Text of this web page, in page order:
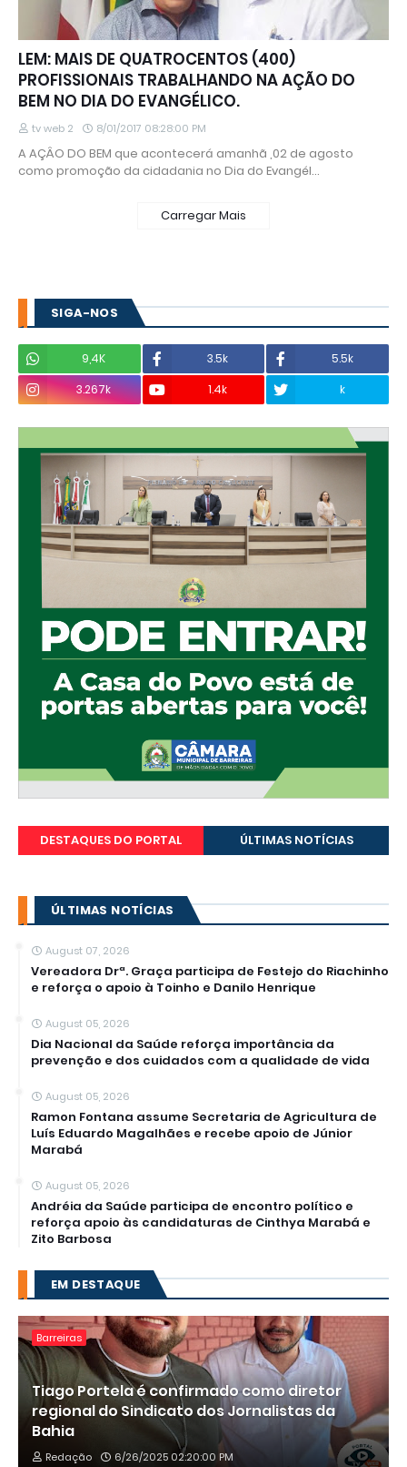
LEM: MAIS DE QUATROCENTOS (400)
PROFISSIONAIS TRABALHANDO NA AÇÃO DO
BEM NO DIA DO EVANGÉLICO.
tv web 2 8/01/2017 08:28:00 PM
A AÇÂO DO BEM que acontecerá amanhã ,02 de agosto
como promoção da cidadania no Dia do Evangél…
Carregar Mais
SIGA-NOS
9,4K 3.5k
5.5k
3.267k
1.4k k
DESTAQUES DO PORTAL ÚLTIMAS NOTÍCIAS
ÚLTIMAS NOTÍCIAS
August 07, 2026
Vereadora Drª. Graça participa de Festejo do Riachinho
e reforça o apoio à Toinho e Danilo Henrique
August 05, 2026
Dia Nacional da Saúde reforça importância da
prevenção e dos cuidados com a qualidade de vida
August 05, 2026
Ramon Fontana assume Secretaria de Agricultura de
Luís Eduardo Magalhães e recebe apoio de Júnior
Marabá
August 05, 2026
Andréia da Saúde participa de encontro político e
reforça apoio às candidaturas de Cinthya Marabá e
Zito Barbosa
EM DESTAQUE
Barreiras
Tiago Portela é confirmado como diretor
regional do Sindicato dos Jornalistas da
Bahia
Redação 6/26/2025 02:20:00 PM